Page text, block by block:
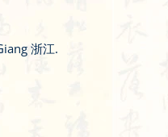
浙江.